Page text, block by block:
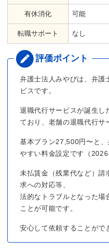
有休消化 可能
転職サポート なし
弁護士法人みやびは、弁護
ビスです。
退職代行サービスが誕生し
ており、老舗の退職代行サ
基本プラン27,500円〜と
やすい料金設定です（2026
未払賃金（残業代など）請
求への対応等、
法的なトラブルとなった場
ことが可能です。
安心して依頼することがで